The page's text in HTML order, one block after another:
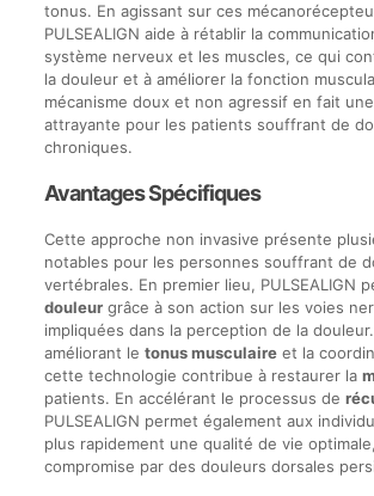
tonus. En agissant sur ces
PULSEALIGN aide à rétablir la
système nerveux et les muscles, ce qui
la douleur et à améliorer la fonction
mécanisme doux et non agressif en fait
attrayante pour les patients souffrant de
chroniques.
Avantages Spécifiques
Cette approche non invasive présente
notables pour les personnes souffrant de
vertébrales. En premier lieu, PULSEALIGN
douleurgrâce à son action sur les voies
impliquées dans la perception de la
améliorant le tonus musculaireet la
cette technologie contribue à restaurer la
patients. En accélérant le processus de
PULSEALIGN permet également aux
plus rapidement une qualité de vie
compromise par des douleurs dorsales